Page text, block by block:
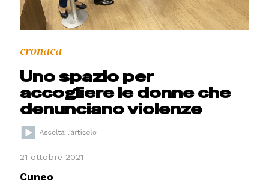
cronaca
Uno spazio per
accogliere le donne che
denunciano violenze
21 ottobre 2021
Cuneo